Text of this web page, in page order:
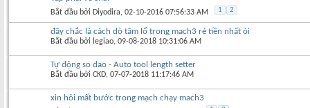
Bắt đầu bởi Diyodira‎, 02-10-2016 07:56:33 AM 1 2
đây chắc là cách dò tâm lổ trong mach3 rẻ tiền nhất òi
Bắt đầu bởi legiao‎, 09-08-2018 10:31:06 AM
Tự động so dao - Auto tool length setter
Bắt đầu bởi CKD‎, 07-07-2018 11:17:46 AM
xin hỏi mất bước trong mạch chạy mach3